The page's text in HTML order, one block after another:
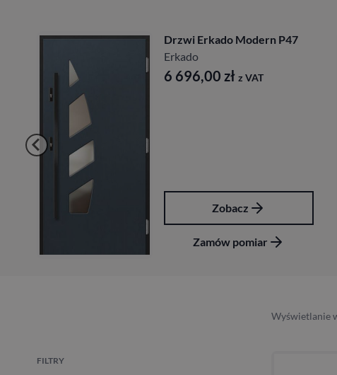
Drzwi Erkado Modern P47
Erkado
6 696,00 zł z VAT
Zobacz
Zamów pomiar
FILTRY
Wyświetlanie